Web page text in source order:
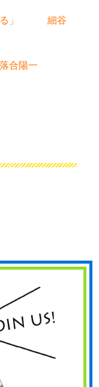
える」 細谷
合陽一